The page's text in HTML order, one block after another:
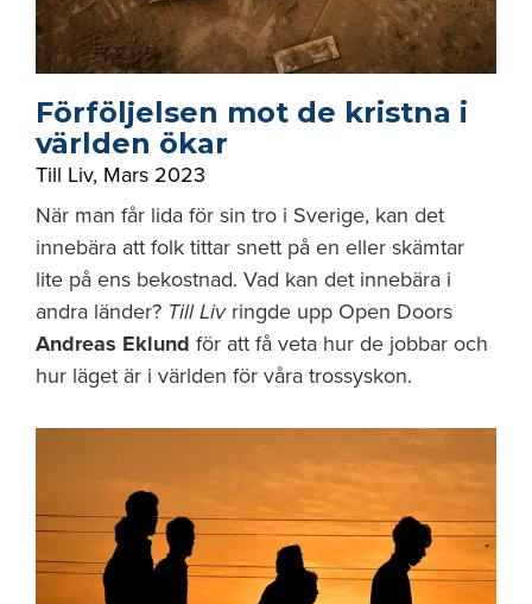
Förföljelsen mot de kristna i
världen ökar
Till Liv, Mars 2023
När man får lida för sin tro i Sverige, kan det
innebära att folk tittar snett på en eller skämtar
lite på ens bekostnad. Vad kan det innebära i
andra länder? Till Livringde upp Open Doors
Andreas Eklund för att få veta hur de jobbar och
hur läget är i världen för våra trossyskon.